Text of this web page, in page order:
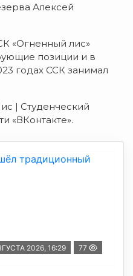
Алексей
«Огненный лис»
позиции и в
годах ССК занимал
| Студенческий
«ВКонтакте».
2026, 16:29 77